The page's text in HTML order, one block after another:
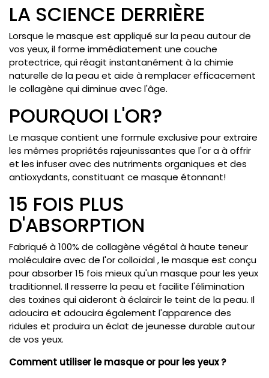
LA SCIENCE DERRIÈRE
Lorsque le masque est appliqué sur la peau autour de
vos yeux, il forme immédiatement une couche
protectrice, qui réagit instantanément à la chimie
naturelle de la peau et aide à remplacer efficacement
le collagène qui diminue avec l'âge.
POURQUOI L'OR?
Le masque contient une formule exclusive pour extraire
les mêmes propriétés rajeunissantes que l'or a à offrir
et les infuser avec des nutriments organiques et des
antioxydants, constituant ce masque étonnant!
15 FOIS PLUS
D'ABSORPTION
Fabriqué à 100% de collagène végétal à haute teneur
moléculaire avec de l'or colloïdal , le masque est conçu
pour absorber 15 fois mieux qu'un masque pour les yeux
traditionnel. Il resserre la peau et facilite l'élimination
des toxines qui aideront à éclaircir le teint de la peau. Il
adoucira et adoucira également l'apparence des
ridules et produira un éclat de jeunesse durable autour
de vos yeux.
Comment utiliser le masque or pour les yeux ?